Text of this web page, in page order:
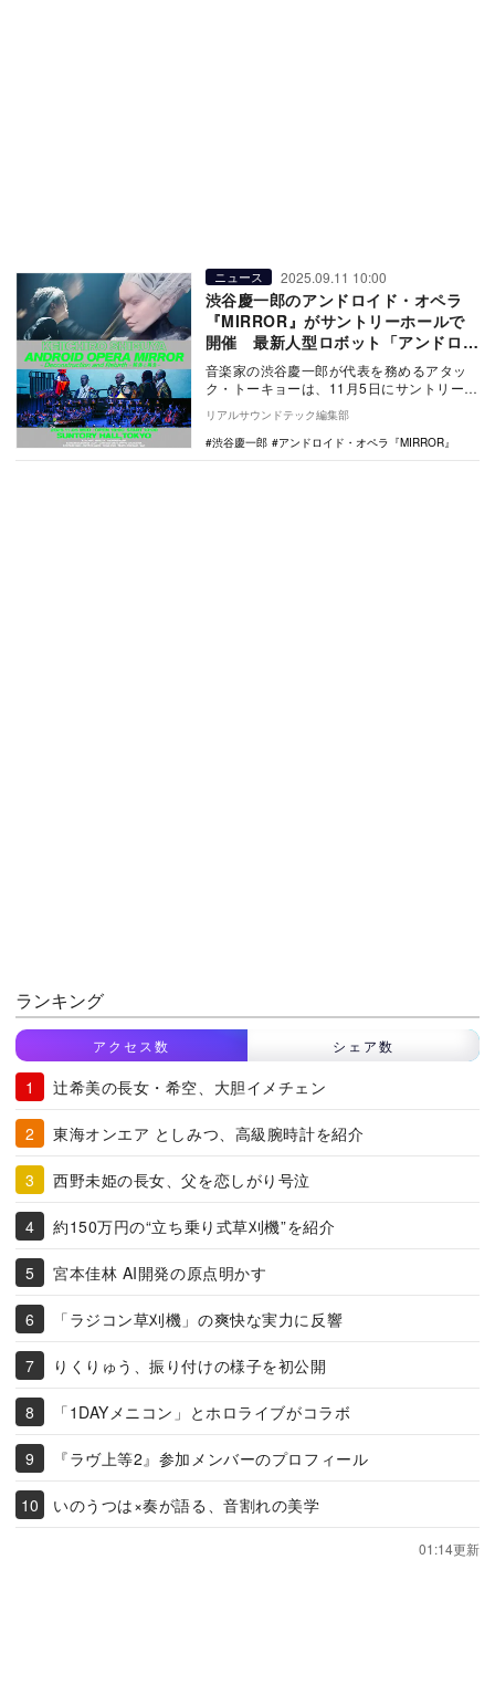
ニュース 2025.09.11 10:00
渋谷慶一郎のアンドロイド・オペラ
『MIRROR』がサントリーホールで
開催 最新人型ロボット「アンドロイ
ドマリア」の演奏も
音楽家の渋谷慶一郎が代表を務めるアタッ
ク・トーキョーは、11月5日にサントリーホ
ールでアンドロイド・オペラ
「『MIRROR』－D…
リアルサウンドテック編集部
渋谷慶一郎
アンドロイド・オペラ『MIRROR』
ランキング
アクセス数 シェア数
辻希美の長女・希空、大胆イメチェン
東海オンエア としみつ、高級腕時計を紹介
西野未姫の長女、父を恋しがり号泣
約150万円の“立ち乗り式草刈機”を紹介
宮本佳林 AI開発の原点明かす
「ラジコン草刈機」の爽快な実力に反響
りくりゅう、振り付けの様子を初公開
「1DAYメニコン」とホロライブがコラボ
『ラヴ上等2』参加メンバーのプロフィール
いのうつは×奏が語る、音割れの美学
01:14更新